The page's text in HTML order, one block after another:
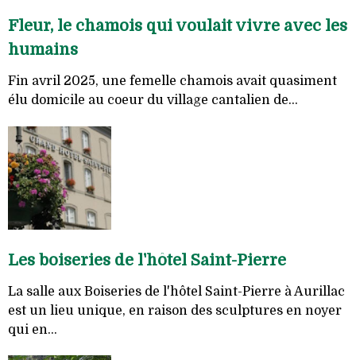
Fleur, le chamois qui voulait vivre avec les
humains
Fin avril 2025, une femelle chamois avait quasiment
élu domicile au coeur du village cantalien de...
Les boiseries de l'hôtel Saint-Pierre
La salle aux Boiseries de l'hôtel Saint-Pierre à Aurillac
est un lieu unique, en raison des sculptures en noyer
qui en...